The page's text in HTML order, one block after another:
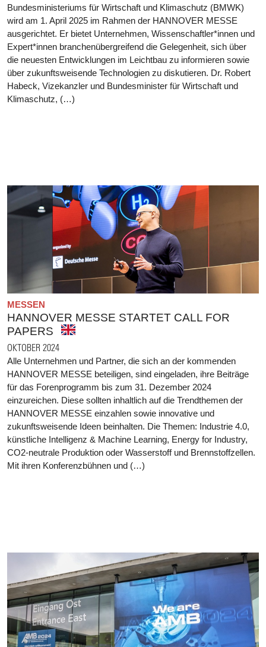
Bundesministeriums für Wirtschaft und Klimaschutz (BMWK)
wird am 1. April 2025 im Rahmen der HANNOVER MESSE
ausgerichtet. Er bietet Unternehmen, Wissenschaftler*innen und
Expert*innen branchenübergreifend die Gelegenheit, sich über
die neuesten Entwicklungen im Leichtbau zu informieren sowie
über zukunftsweisende Technologien zu diskutieren. Dr. Robert
Habeck, Vizekanzler und Bundesminister für Wirtschaft und
Klimaschutz, (…)
MESSEN
HANNOVER MESSE STARTET CALL FOR
PAPERS
OKTOBER 2024
Alle Unternehmen und Partner, die sich an der kommenden
HANNOVER MESSE beteiligen, sind eingeladen, ihre Beiträge
für das Forenprogramm bis zum 31. Dezember 2024
einzureichen. Diese sollten inhaltlich auf die Trendthemen der
HANNOVER MESSE einzahlen sowie innovative und
zukunftsweisende Ideen beinhalten. Die Themen: Industrie 4.0,
künstliche Intelligenz & Machine Learning, Energy for Industry,
CO2-neutrale Produktion oder Wasserstoff und Brennstoffzellen.
Mit ihren Konferenzbühnen und (…)